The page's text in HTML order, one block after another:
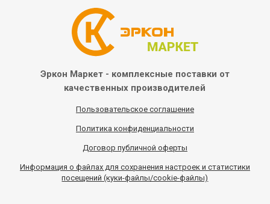
Эркон Маркет - комплексные поставки от
качественных производителей
Пользовательское соглашение
Политика конфиденциальности
Договор публичной оферты
Информация о файлах для сохранения настроек и статистики
посещений (куки-файлы/cookie-файлы)